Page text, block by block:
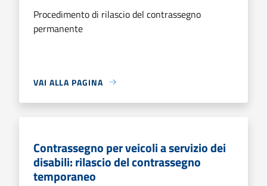
Procedimento di rilascio del contrassegno
permanente
VAI ALLA PAGINA
Contrassegno per veicoli a servizio dei
disabili: rilascio del contrassegno
temporaneo